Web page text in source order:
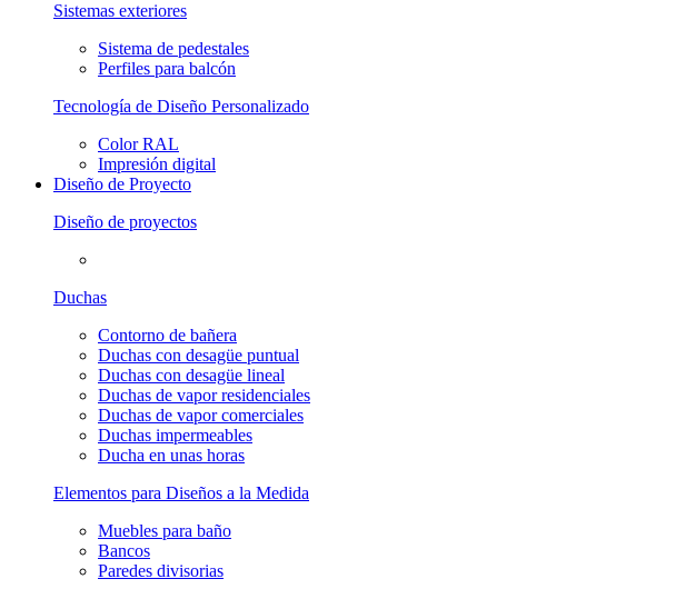
Sistemas exteriores
Sistema de pedestales
Perfiles para balcón
Tecnología de Diseño Personalizado
Color RAL
Impresión digital
Diseño de Proyecto
Diseño de proyectos
Duchas
Contorno de bañera
Duchas con desagüe puntual
Duchas con desagüe lineal
Duchas de vapor residenciales
Duchas de vapor comerciales
Duchas impermeables
Ducha en unas horas
Elementos para Diseños a la Medida
Muebles para baño
Bancos
Paredes divisorias